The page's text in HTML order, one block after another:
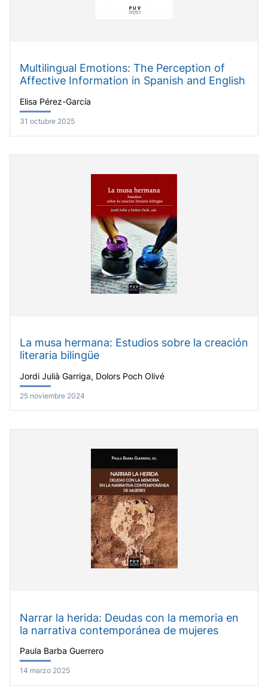
Multilingual Emotions: The Perception of
Affective Information in Spanish and English
Elisa Pérez-García
31 octubre 2025
La musa hermana: Estudios sobre la creación
literaria bilingüe
Jordi Julià Garriga, Dolors Poch Olivé
25 noviembre 2024
Narrar la herida: Deudas con la memoria en
la narrativa contemporánea de mujeres
Paula Barba Guerrero
14 marzo 2025